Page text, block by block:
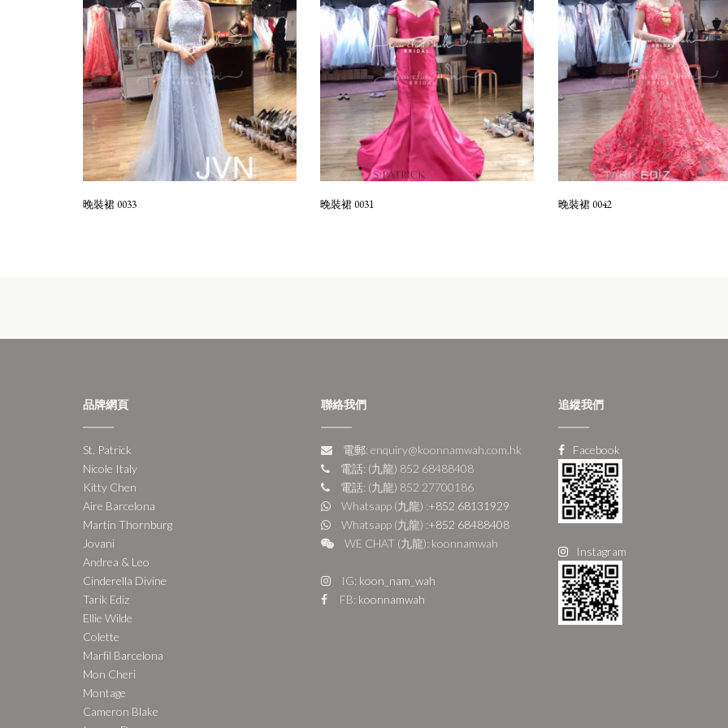
晚裝裙 0033 晚裝裙 0031 晚裝裙 0042
品牌網頁
St. Patrick
Nicole Italy
Kitty Chen
Aire Barcelona
Martin Thornburg
Jovani
Andrea & Leo
Cinderella Divine
Tarik Ediz
Ellie Wilde
Colette
Marfil Barcelona
Mon Cheri
Montage
Cameron Blake
聯絡我們
電郵: enquiry@koonnamwah.com.hk
電話: (九龍) 852 68488408
電話: (九龍) 852 27700186
Whatsapp (九龍) :+852 68131929
Whatsapp (九龍) :+852 68488408
WE CHAT (九龍): koonnamwah
IG: koon_nam_wah
FB: koonnamwah
追縱我們
Facebook
Instagram